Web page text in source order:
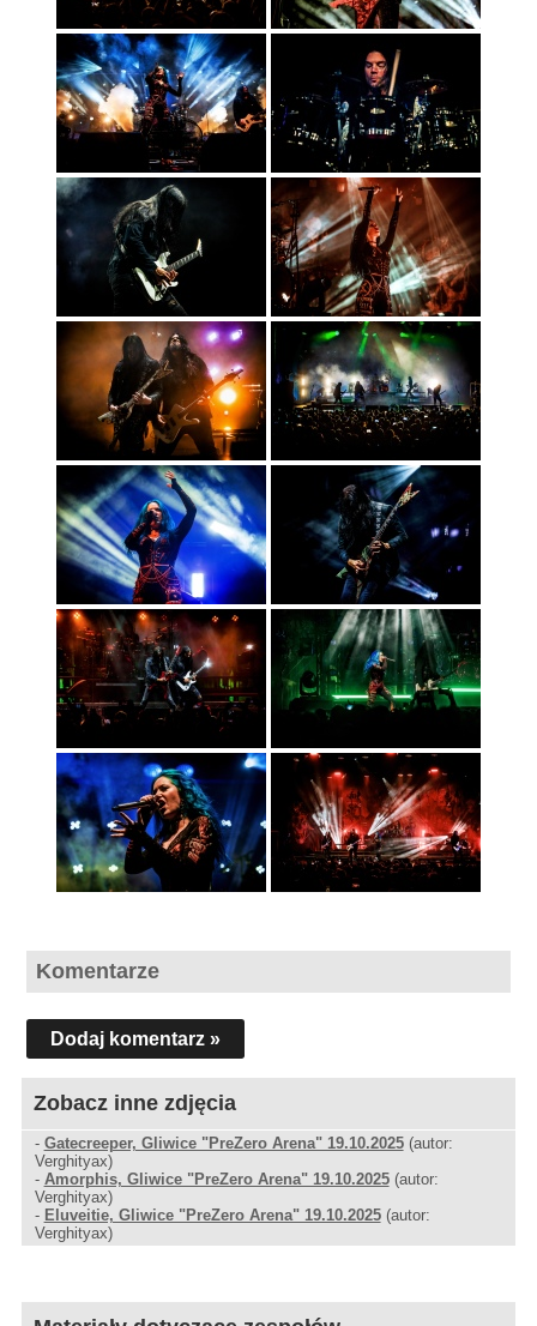
Komentarze
Dodaj komentarz »
Zobacz inne zdjęcia
- Gatecreeper, Gliwice "PreZero Arena" 19.10.2025(autor:
Verghityax)
- Amorphis, Gliwice "PreZero Arena" 19.10.2025(autor:
Verghityax)
- Eluveitie, Gliwice "PreZero Arena" 19.10.2025(autor:
Verghityax)